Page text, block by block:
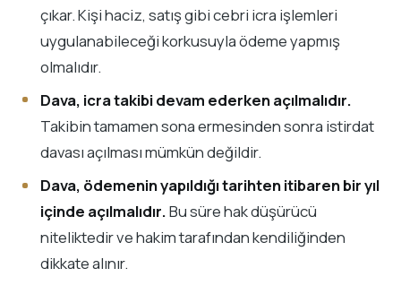
çıkar. Kişi haciz, satış gibi cebri icra işlemleri
uygulanabileceği korkusuyla ödeme yapmış
olmalıdır.
Dava, icra takibi devam ederken açılmalıdır.
Takibin tamamen sona ermesinden sonra istirdat
davası açılması mümkün değildir.
Dava, ödemenin yapıldığı tarihten itibaren bir yıl
içinde açılmalıdır.Bu süre hak düşürücü
niteliktedir ve hakim tarafından kendiliğinden
dikkate alınır.